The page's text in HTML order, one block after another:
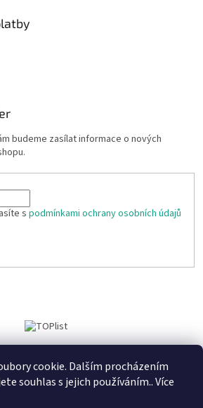
cookie. Dalším procházením
souhlas s jejich používáním.. Více
budeme zasílat informace o nových
s podmínkami ochrany osobních údajů
Krowki.cz Cedule-Cedulky.cz